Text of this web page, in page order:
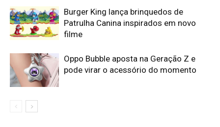
Burger King lança brinquedos de
Patrulha Canina inspirados em novo
filme
Oppo Bubble aposta na Geração Z e
pode virar o acessório do momento